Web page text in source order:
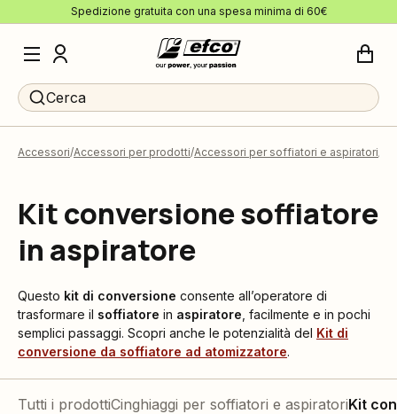
Spedizione gratuita con una spesa minima di 60€
Cerca
Accessori Accessori per prodotti Accessori per soffiatori e aspiratori
Kit conversione soffiatore
in aspiratore
Questo kit di conversione consente all’operatore di
trasformare il soffiatore in aspiratore , facilmente e in pochi
semplici passaggi. Scopri anche le potenzialità del Kit di
conversione da soffiatore ad atomizzatore.
Tutti i prodottiCinghiaggi per soffiatori e aspiratoriKit